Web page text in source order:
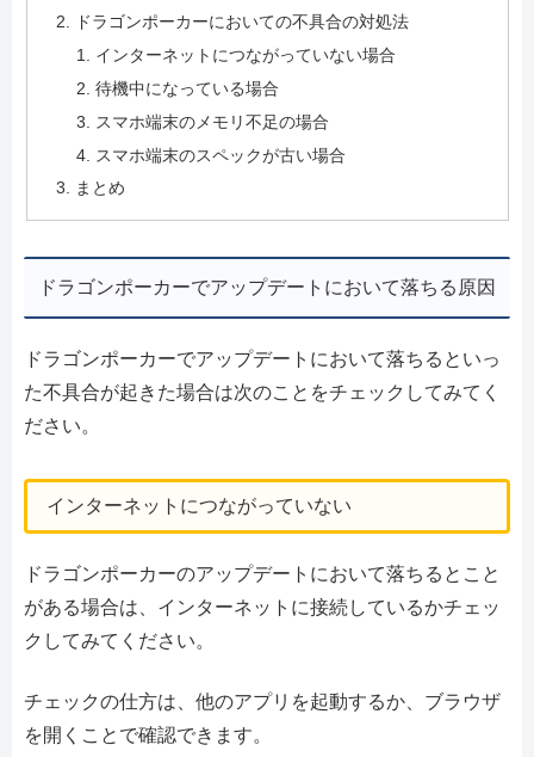
ドラゴンポーカーにおいての不具合の対処法
インターネットにつながっていない場合
待機中になっている場合
スマホ端末のメモリ不足の場合
スマホ端末のスペックが古い場合
まとめ
ドラゴンポーカーでアップデートにおいて落ちる原因
ドラゴンポーカーでアップデートにおいて落ちるといっ
た不具合が起きた場合は次のことをチェックしてみてく
ださい。
インターネットにつながっていない
ドラゴンポーカーのアップデートにおいて落ちるとこと
がある場合は、インターネットに接続しているかチェッ
クしてみてください。
チェックの仕方は、他のアプリを起動するか、ブラウザ
を開くことで確認できます。